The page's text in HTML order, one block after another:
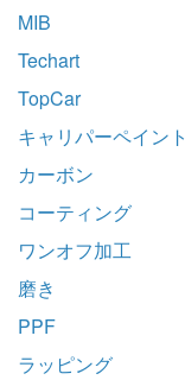
MIB
Techart
TopCar
キャリパーペイント
カーボン
コーティング
ワンオフ加工
磨き
PPF
ラッピング